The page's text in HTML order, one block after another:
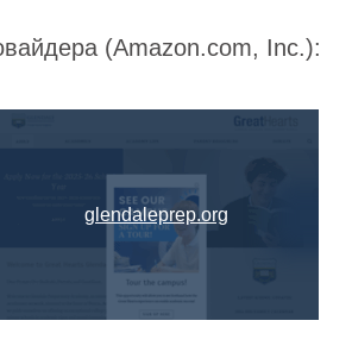
(Amazon.com, Inc.):
glendaleprep.org